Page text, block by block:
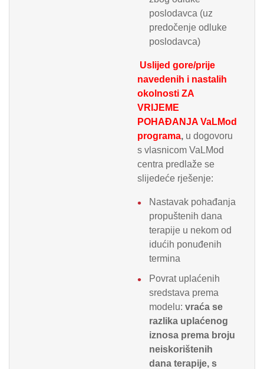
poslodavca (uz
predočenje odluke
poslodavca)
Uslijed gore/prije
navedenih i nastalih
okolnosti ZA
VRIJEME
POHAĐANJA VaLMod
programa, u dogovoru
s vlasnicom VaLMod
centra predlaže se
slijedeće rješenje:
Nastavak pohađanja
propuštenih dana
terapije u nekom od
idućih ponuđenih
termina
Povrat uplaćenih
sredstava prema
modelu: vraća se
razlika uplaćenog
iznosa prema broju
neiskorištenih
dana terapije, s